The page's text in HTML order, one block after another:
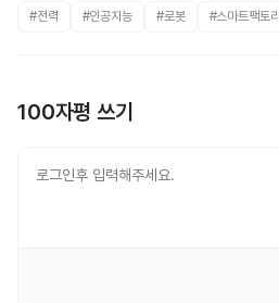
#전력 #인공지능 #로봇 #스마트팩토리
100자평 쓰기